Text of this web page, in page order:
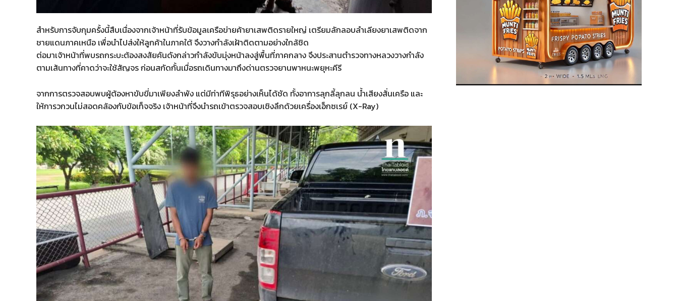
สำหรับการจับกุมครั้งนี้สืบเนื่องจากเจ้าหน้าที่รับข้อมูลเครือข่ายค้ายาเสพติดรายใหญ่ เตรียมลักลอบลำเลียงยาเสพติดจาก
ชายแดนภาคเหนือ เพื่อนำไปส่งให้ลูกค้าในภาคใต้ จึงวางกำลังเฝ้าติดตามอย่างใกล้ชิด
ต่อมาเจ้าหน้าที่พบรถกระบะต้องสงสัยคันดังกล่าวกำลังขับมุ่งหน้าลงสู่พื้นที่ภาคกลาง จึงประสานตำรวจทางหลวงวางกำลัง
ตามเส้นทางที่คาดว่าจะใช้สัญจร ก่อนสกัดกั้นเมื่อรถเดินทางมาถึงด่านตรวจยานพาหนะพยุหะคีรี
จากการตรวจสอบพบผู้ต้องหาขับขี่มาเพียงลำพัง แต่มีท่าทีพิรุธอย่างเห็นได้ชัด ทั้งอาการลุกลี้ลุกลน น้ำเสียงสั่นเครือ และ
ให้การวกวนไม่สอดคล้องกับข้อเท็จจริง เจ้าหน้าที่จึงนำรถเข้าตรวจสอบเชิงลึกด้วยเครื่องเอ็กซเรย์ (X-Ray)